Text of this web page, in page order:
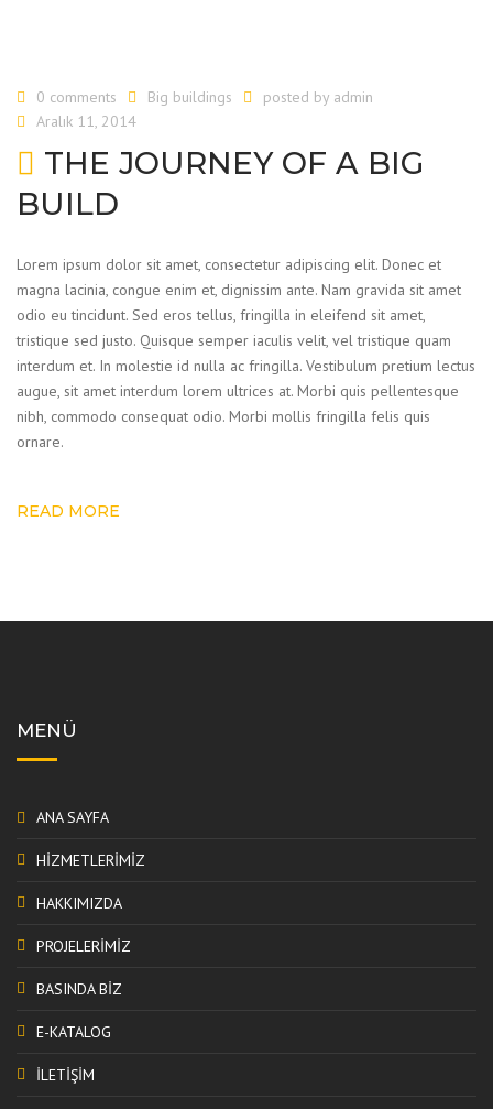
0 comments Big buildings posted by admin
Aralık 11, 2014
THE JOURNEY OF A BIG
BUILD
Lorem ipsum dolor sit amet, consectetur adipiscing elit. Donec et
magna lacinia, congue enim et, dignissim ante. Nam gravida sit amet
odio eu tincidunt. Sed eros tellus, fringilla in eleifend sit amet,
tristique sed justo. Quisque semper iaculis velit, vel tristique quam
interdum et. In molestie id nulla ac fringilla. Vestibulum pretium lectus
augue, sit amet interdum lorem ultrices at. Morbi quis pellentesque
nibh, commodo consequat odio. Morbi mollis fringilla felis quis
ornare.
READ MORE
MENÜ
ANA SAYFA
HİZMETLERİMİZ
HAKKIMIZDA
PROJELERİMİZ
BASINDA BİZ
E-KATALOG
İLETİŞİM